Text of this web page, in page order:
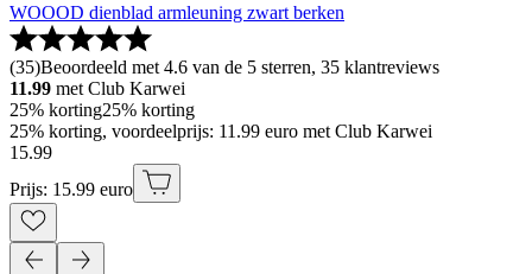
WOOOD dienblad armleuning zwart berken
(35)Beoordeeld met 4.6 van de 5 sterren, 35 klantreviews
11.99 met Club Karwei
25% korting25% korting
25% korting, voordeelprijs: 11.99 euro met Club Karwei
15.99
Prijs: 15.99 euro